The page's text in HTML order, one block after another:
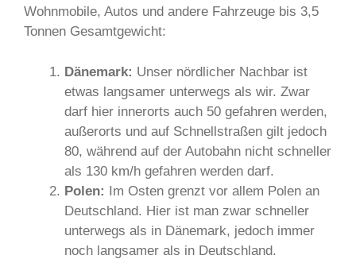
Wohnmobile, Autos und andere Fahrzeuge bis 3,5
Tonnen Gesamtgewicht:
Dänemark: Unser nördlicher Nachbar ist
etwas langsamer unterwegs als wir. Zwar
darf hier innerorts auch 50 gefahren werden,
außerorts und auf Schnellstraßen gilt jedoch
80, während auf der Autobahn nicht schneller
als 130 km/h gefahren werden darf.
Polen: Im Osten grenzt vor allem Polen an
Deutschland. Hier ist man zwar schneller
unterwegs als in Dänemark, jedoch immer
noch langsamer als in Deutschland.